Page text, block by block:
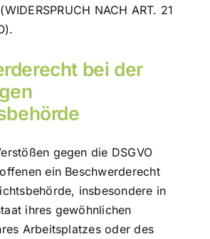
NACH ART. 21
bei der
gegen die DSGVO
ein Beschwerderecht
insbesondere in
ihres gewöhnlichen
Arbeitsplatzes oder des